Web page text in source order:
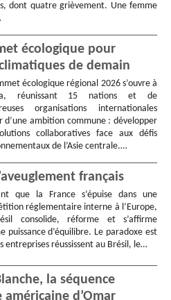
dont quatre grièvement. Une femme
écologique pour
de demain
écologique régional 2026 s’ouvre à
réunissant 15 nations et de
organisations internationales
d’une ambition commune : développer
collaboratives face aux défis
de l’Asie centrale.…
français
que la France s’épuise dans une
réglementaire interne à l’Europe,
consolide, réforme et s’affirme
puissance d’équilibre. Le paradoxe est
entreprises réussissent au Brésil, le…
la séquence
d’Omar